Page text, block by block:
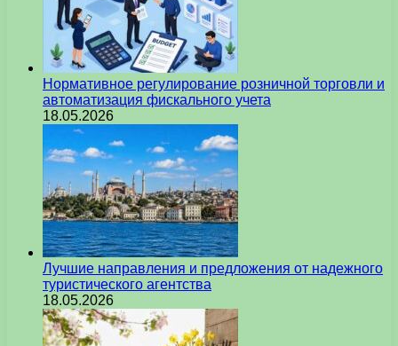
Нормативное регулирование розничной торговли и
автоматизация фискального учета
18.05.2026
Лучшие направления и предложения от надежного
туристического агентства
18.05.2026